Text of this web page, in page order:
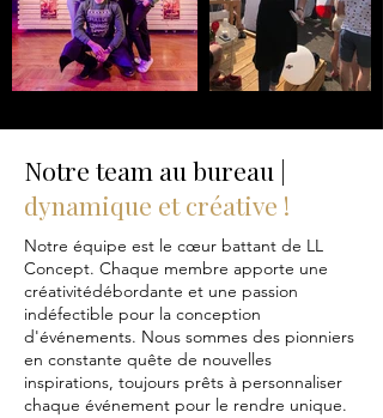
Notre team au bureau |
dynamique et créative !
Notre équipe est le cœur battant de LL
Concept. Chaque membre apporte une
créativitédébordante et une passion
indéfectible pour la conception
d'événements. Nous sommes des pionniers
en constante quête de nouvelles
inspirations, toujours prêts à personnaliser
chaque événement pour le rendre unique.